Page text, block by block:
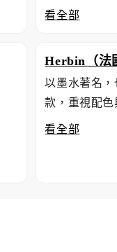
看全部
Herbin（法
以墨水著名
款，重視配色
看全部